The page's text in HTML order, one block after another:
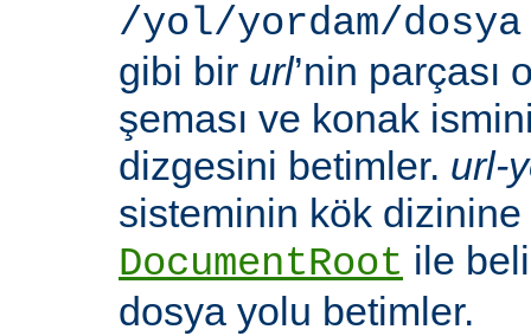
/yol/yordam/
gibi bir url’nin parçası
şeması ve konak
dizgesini betimler. url-
sisteminin kök
DocumentRoot ile
dosya yolu betimler.